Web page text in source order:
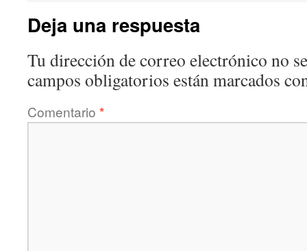
Deja una respuesta
Tu dirección de correo electrónico no
campos obligatorios están marcados
Comentario *